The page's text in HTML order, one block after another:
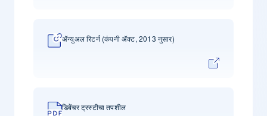
ॲन्युअल रिटर्न (कंपनी ॲक्ट, 2013 नुसार)
डिबेंचर ट्रस्टीचा तपशील